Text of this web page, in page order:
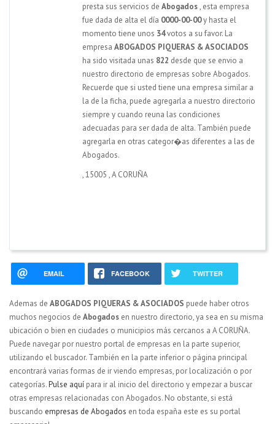
presta sus servicios de Abogados, esta empresa
fue dada de alta el día 0000-00-00y hasta el
momento tiene unos 34votos a su favor. La
empresa ABOGADOS PIQUERAS & ASOCIADOS
ha sido visitada unas 822 desde que se envio a
nuestro directorio de empresas sobre Abogados.
Recuerde que si usted tiene una empresa similar a
la de la ficha, puede agregarla a nuestro directorio
siempre y cuando reuna las condiciones
adecuadas para ser dada de alta. También puede
agregarla en otras categor�as diferentes a las de
Abogados.
,15005 ,A CORUÑA
EMAIL FACEBOOK TWITTER
Ademas de ABOGADOS PIQUERAS & ASOCIADOS puede haber otros
muchos negocios de Abogados en nuestro directorio, ya sea en su misma
ubicación o bien en ciudades o municipios más cercanos a A CORUÑA.
Puede navegar por nuestro portal de empresas en la parte superior,
utilizando el buscador. También en la parte inferior o página principal
encontrará varias formas de ir viendo empresas, por localización o por
categorías.Pulse aquí para ir al inicio del directorio y empezar a buscar
otras empresas relacionadas con Abogados. No obstante, si está
buscando empresas de Abogados en toda españa este es su portal